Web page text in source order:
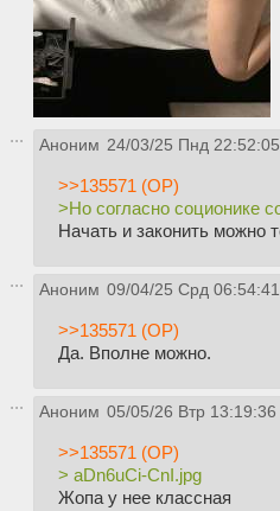
Аноним 24/03/25 Пнд 22:52:05
>>135571 (OP)
>Но согласно соционике
Начать и законить можно
Аноним 09/04/25 Срд 06:54:41
>>135571 (OP)
Да. Вполне можно.
Аноним 05/05/26 Втр 13:19:36
>>135571 (OP)
> aDn6uCi-CnI.jpg
Жопа у нее классная